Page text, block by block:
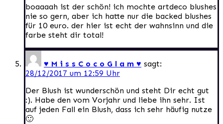
boaaaah ist der schön! ich mochte artdeco blushes
nie so gern, aber ich hatte nur die backed blushes
für 10 euro. der hier ist echt der wahnsinn und die
farbe steht dir total!
♥ M i s s C o c o G l a m ♥ sagt:
28/12/2017 um 12:59 Uhr
Der Blush ist wunderschön und steht Dir echt gut
:). Habe den vom Vorjahr und liebe ihn sehr. Ist
auf jeden Fall ein Blush, dass ich sehr häufig nutze
🙂